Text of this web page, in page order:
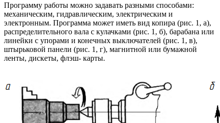
Программу работы можно задавать разными способами:
механическим, гидравлическим, электрическим и
электронным. Программа может иметь вид копира (рис. 1, а),
распределительного вала с кулачками (рис. 1, б), барабана или
линейки с упорами и конечных выключателей (рис. 1, в),
штырьковой панели (рис. 1, г), магнитной или бумажной
ленты, дискеты, флэш- карты.